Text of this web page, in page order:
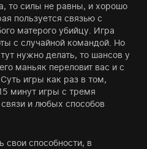
то силы не равны, и хорошо
пользуется связью с
матерого убийцу. Игра
с случайной командой. Но
нужно делать, то шансов у
маньяк переловит вас и с
игры как раз в том,
минут игры с тремя
и любых способов
способности, в